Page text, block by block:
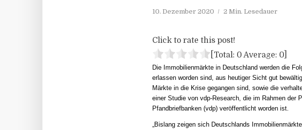
10. Dezember 2020 2 Min. Lesedauer
Click to rate this post!
[Total: 0 Average: 0
Die Immobilienmärkte in Deutschland werden die
erlassen worden sind, aus heutiger Sicht gut
Märkte in die Krise gegangen sind, sowie die
einer Studie von vdp-Research, die im Rahmen der
Pfandbriefbanken (vdp) veröffentlicht worden ist.
„Bislang zeigen sich Deutschlands